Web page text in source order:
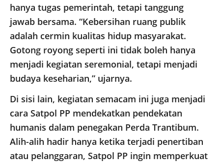
hanya tugas pemerintah, tetapi tanggung
jawab bersama. “Kebersihan ruang publik
adalah cermin kualitas hidup masyarakat.
Gotong royong seperti ini tidak boleh hanya
menjadi kegiatan seremonial, tetapi menjadi
budaya keseharian,” ujarnya.
Di sisi lain, kegiatan semacam ini juga menjadi
cara Satpol PP mendekatkan pendekatan
humanis dalam penegakan Perda Trantibum.
Alih-alih hadir hanya ketika terjadi penertiban
atau pelanggaran, Satpol PP ingin memperkuat